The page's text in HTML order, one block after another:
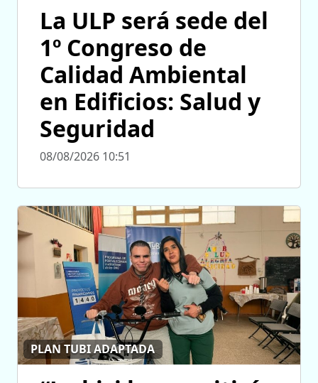
La ULP será sede del
1º Congreso de
Calidad Ambiental
en Edificios: Salud y
Seguridad
08/08/2026 10:51
PLAN TUBI ADAPTADA